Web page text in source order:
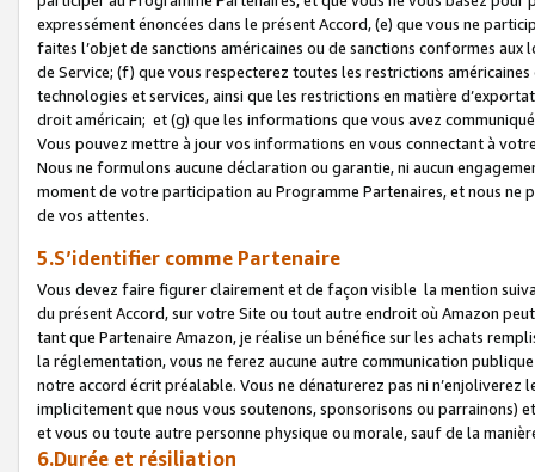
expressément énoncées dans le présent Accord, (e) que vous ne
faites l’objet de sanctions américaines ou de sanctions conformes
de Service; (f) que vous respecterez toutes les restrictions
technologies et services, ainsi que les restrictions en matière
droit américain; et (g) que les informations que vous avez
Vous pouvez mettre à jour vos informations en vous connectant à
Nous ne formulons aucune déclaration ou garantie, ni aucun
moment de votre participation au Programme Partenaires, et nous
de vos attentes.
5.S’identifier comme Partenaire
Vous devez faire figurer clairement et de façon visible la mention
du présent Accord, sur votre Site ou tout autre endroit où Amazon
tant que Partenaire Amazon, je réalise un bénéfice sur les achats
la réglementation, vous ne ferez aucune autre communication
notre accord écrit préalable. Vous ne dénaturerez pas ni
implicitement que nous vous soutenons, sponsorisons ou parrainons)
et vous ou toute autre personne physique ou morale, sauf de la
6.Durée et résiliation